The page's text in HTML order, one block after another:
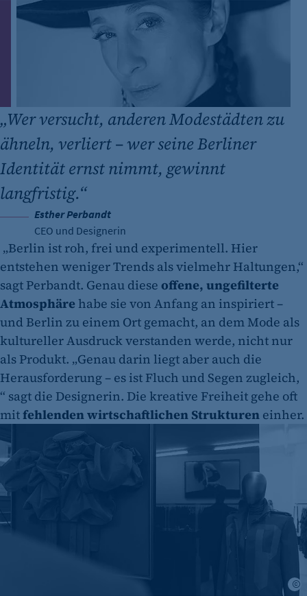
„Wer versucht, anderen Modestädten zu
ähneln, verliert – wer seine Berliner
Identität ernst nimmt, gewinnt
langfristig.“
Esther Perbandt
CEO und Designerin
„Berlin ist roh, frei und experimentell. Hier
entstehen weniger Trends als vielmehr Haltungen,“
sagt Perbandt. Genau diese offene, ungefilterte
Atmosphäre habe sie von Anfang an inspiriert –
und Berlin zu einem Ort gemacht, an dem Mode als
kultureller Ausdruck verstanden werde, nicht nur
als Produkt. „Genau darin liegt aber auch die
Herausforderung – es ist Fluch und Segen zugleich,
“ sagt die Designerin. Die kreative Freiheit gehe oft
mitfehlenden wirtschaftlichen Strukturen einher.